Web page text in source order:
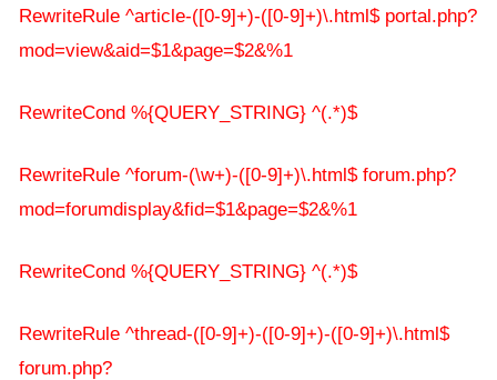
RewriteRule ^article-([0-9]+)-([0-9]+)\.html$ portal.php?
mod=view&aid=$1&page=$2&%1
RewriteCond %{QUERY_STRING} ^(.*)$
RewriteRule ^forum-(\w+)-([0-9]+)\.html$ forum.php?
mod=forumdisplay&fid=$1&page=$2&%1
RewriteCond %{QUERY_STRING} ^(.*)$
RewriteRule ^thread-([0-9]+)-([0-9]+)-([0-9]+)\.html$
forum.php?